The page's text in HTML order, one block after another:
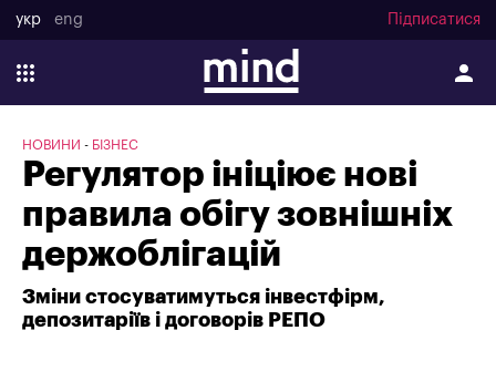
укр eng Підписатися
НОВИНИ БІЗНЕС
Регулятор ініціює нові
правила обігу зовнішніх
держоблігацій
Зміни стосуватимуться інвестфірм,
депозитаріїв і договорів РЕПО